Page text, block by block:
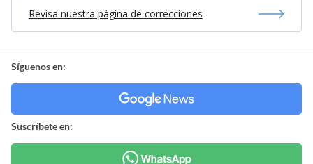
Revisa nuestra página de correcciones
Síguenos en:
Suscríbete en: